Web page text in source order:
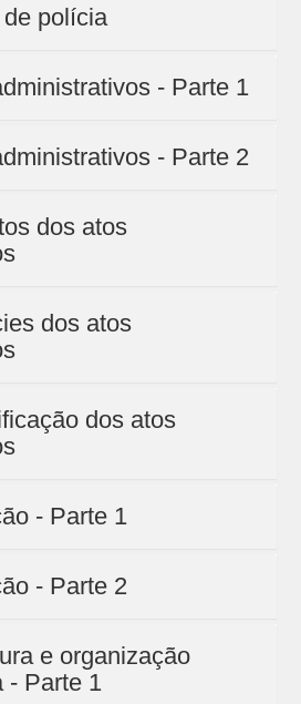
polícia
- Parte 1
- Parte 2
dos atos
dos atos
dos atos
- Parte 1
- Parte 2
e organização
- Parte 1